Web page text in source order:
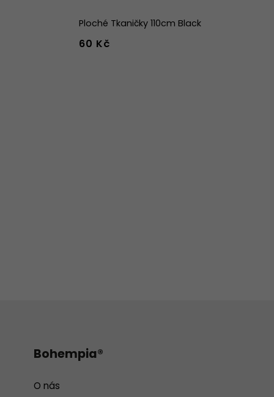
Ploché Tkaničky 110cm Black
60 Kč
Bohempia®
O nás